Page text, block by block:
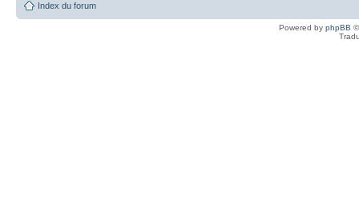
Index du forum
Powered by phpBB